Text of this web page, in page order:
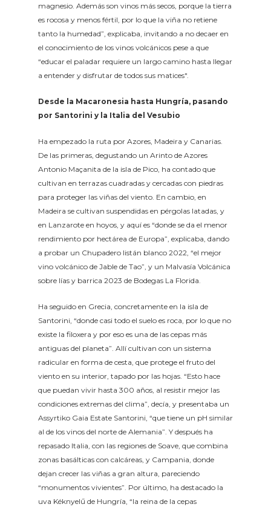
magnesio. Además son vinos más secos, porque la tierra
es rocosa y menos fértil, por lo que la viña no retiene
tanto la humedad”, explicaba, invitando a no decaer en
el conocimiento de los vinos volcánicos pese a que
“educar el paladar requiere un largo camino hasta llegar
a entender y disfrutar de todos sus matices".
Desde la Macaronesia hasta Hungría, pasando
por Santorini y la Italia del Vesubio
Ha empezado la ruta por Azores, Madeira y Canarias.
De las primeras, degustando un Arinto de Azores
Antonio Maçanita de la isla de Pico, ha contado que
cultivan en terrazas cuadradas y cercadas con piedras
para proteger las viñas del viento. En cambio, en
Madeira se cultivan suspendidas en pérgolas latadas, y
en Lanzarote en hoyos, y aquí es “donde se da el menor
rendimiento por hectárea de Europa”, explicaba, dando
a probar un Chupadero listán blanco 2022, “el mejor
vino volcánico de Jable de Tao”, y un Malvasía Volcánica
sobre lías y barrica 2023 de Bodegas La Florida.
Ha seguido en Grecia, concretamente en la isla de
Santorini, “donde casi todo el suelo es roca, por lo que no
existe la filoxera y por eso es una de las cepas más
antiguas del planeta”. Allí cultivan con un sistema
radicular en forma de cesta, que protege el fruto del
viento en su interior, tapado por las hojas. “Esto hace
que puedan vivir hasta 300 años, al resistir mejor las
condiciones extremas del clima”, decía, y presentaba un
Assyrtiko Gaia Estate Santorini, “que tiene un pH similar
al de los vinos del norte de Alemania”. Y después ha
repasado Italia, con las regiones de Soave, que combina
zonas basálticas con calcáreas, y Campania, donde
dejan crecer las viñas a gran altura, pareciendo
“monumentos vivientes”. Por último, ha destacado la
uva Kéknyelű de Hungría, “la reina de la cepas